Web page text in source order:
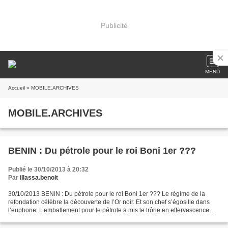
Publicité
MENU
Accueil » MOBILE.ARCHIVES
MOBILE.ARCHIVES
BENIN : Du pétrole pour le roi Boni 1er ???
Publié le 30/10/2013 à 20:32
Par illassa.benoit
30/10/2013 BENIN : Du pétrole pour le roi Boni 1er ??? Le régime de la
refondation célèbre la découverte de l’Or noir. Et son chef s’égosille dans
l’euphorie. L’emballement pour le pétrole a mis le trône en effervescence